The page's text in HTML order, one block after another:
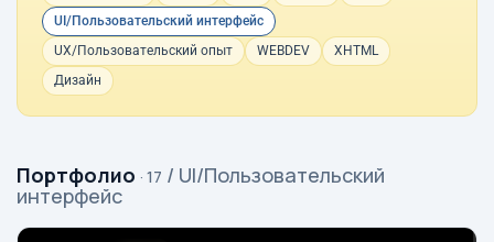
UI/Пользовательский интерфейс
UX/Пользовательский опыт
WEBDEV
XHTML
Дизайн
Портфолио · 17 / UI/Пользовательский
интерфейс